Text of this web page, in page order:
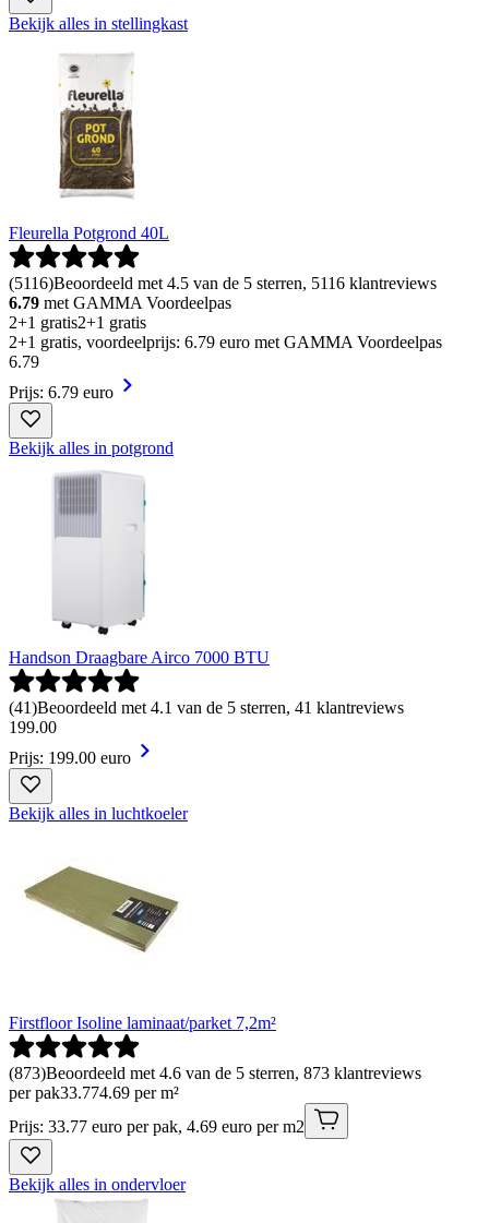
Bekijk alles in stellingkast
Fleurella Potgrond 40L
(5116)Beoordeeld met 4.5 van de 5 sterren, 5116 klantreviews
6.79 met GAMMA Voordeelpas
2+1 gratis2+1 gratis
2+1 gratis, voordeelprijs: 6.79 euro met GAMMA Voordeelpas
6.79
Prijs: 6.79 euro
Bekijk alles in potgrond
Handson Draagbare Airco 7000 BTU
(41)Beoordeeld met 4.1 van de 5 sterren, 41 klantreviews
199.00
Prijs: 199.00 euro
Bekijk alles in luchtkoeler
Firstfloor Isoline laminaat/parket 7,2m²
(873)Beoordeeld met 4.6 van de 5 sterren, 873 klantreviews
per pak33.774.69 per m²
Prijs: 33.77 euro per pak, 4.69 euro per m2
Bekijk alles in ondervloer